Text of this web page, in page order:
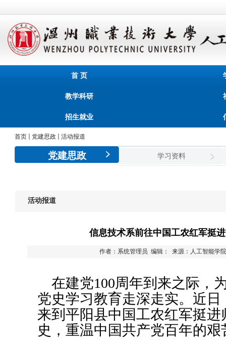
首 页
教学科研
招生就业
首页 党建思政 活动报道
党建思政 学习资料
活动报道
信息技术系前往中国工农红军挺
作者：系统管理员 编辑： 来源：人工智能学
在建党100周年到来之际 ，
党史学习教育走深走实。近日
来到平阳县中国工农红军挺进
史，重温中国共产党百年的艰